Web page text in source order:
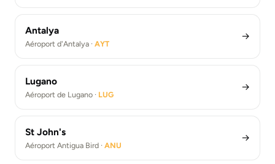
Antalya
Aéroport d'Antalya · AYT
→
Lugano
Aéroport de Lugano · LUG
→
St John's
Aéroport Antigua Bird · ANU
→